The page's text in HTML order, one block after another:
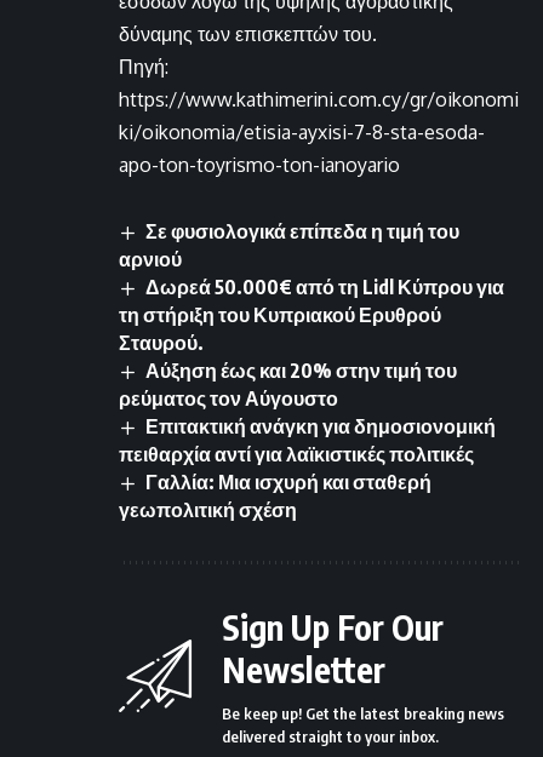
δύναμης των επισκεπτών του.
Πηγή:
https://www.kathimerini.com.cy/gr/oikonomi
ki/oikonomia/etisia-ayxisi-7-8-sta-esoda-
apo-ton-toyrismo-ton-ianoyario
Σε φυσιολογικά επίπεδα η τιμή του
αρνιού
Δωρεά 50.000€ από τη Lidl Κύπρου για
τη στήριξη του Κυπριακού Ερυθρού
Σταυρού.
Αύξηση έως και 20% στην τιμή του
ρεύματος τον Αύγουστο
Επιτακτική ανάγκη για δημοσιονομική
πειθαρχία αντί για λαϊκιστικές πολιτικές
Γαλλία: Μια ισχυρή και σταθερή
γεωπολιτική σχέση
Sign Up For Our
Newsletter
Be keep up! Get the latest breaking news
delivered straight to your inbox.